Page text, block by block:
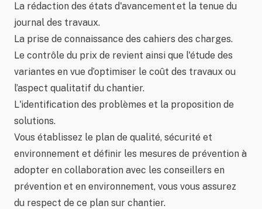
La rédaction des états d'avancement et la tenue du
journal des travaux.
La prise de connaissance des cahiers des charges.
Le contrôle du prix de revient ainsi que l'étude des
variantes en vue d’optimiser le coût des travaux ou
l’aspect qualitatif du chantier.
L'identification des problèmes et la proposition de
solutions.
Vous établissez le plan de qualité, sécurité et
environnement et définir les mesures de prévention à
adopter en collaboration avec les conseillers en
prévention et en environnement, vous vous assurez
du respect de ce plan sur chantier.